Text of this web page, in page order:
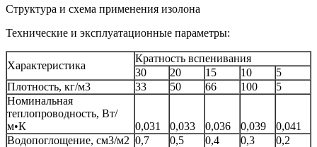
Структура и схема применения изолона
Технические и эксплуатационные параметры:
Характеристика
Кратность вспенивания
30
20 15 10
5
Плотность, кг/м3
33 50 66 100
5
Номинальная
теплопроводность, Вт/
м•К
0,031 0,033 0,036 0,039
0,041
Водопоглощение, см3/м2 0,7 0,5 0,4 0,3
0,2